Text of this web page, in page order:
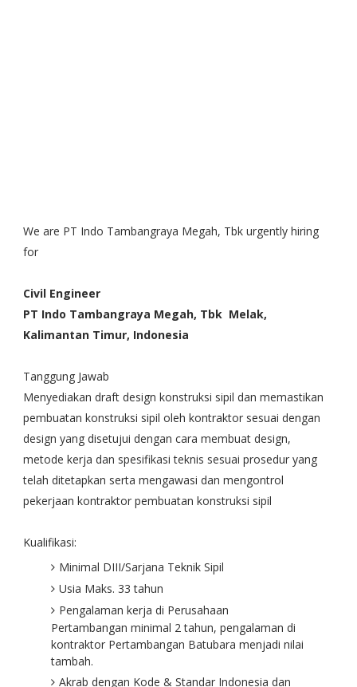
We are PT Indo Tambangraya Megah, Tbk urgently hiring
for
Civil Engineer
PT Indo Tambangraya Megah, Tbk Melak,
Kalimantan Timur, Indonesia
Tanggung Jawab
Menyediakan draft design konstruksi sipil dan memastikan
pembuatan konstruksi sipil oleh kontraktor sesuai dengan
design yang disetujui dengan cara membuat design,
metode kerja dan spesifikasi teknis sesuai prosedur yang
telah ditetapkan serta mengawasi dan mengontrol
pekerjaan kontraktor pembuatan konstruksi sipil
Kualifikasi:
Minimal DIII/Sarjana Teknik Sipil
Usia Maks. 33 tahun
Pengalaman kerja di Perusahaan
Pertambangan minimal 2 tahun, pengalaman di
kontraktor Pertambangan Batubara menjadi nilai
tambah.
Akrab dengan Kode & Standar Indonesia dan